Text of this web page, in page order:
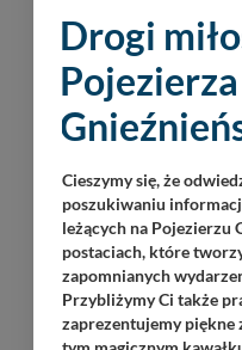
Drogi
Pojezierza
Cieszymy się, że
poszukiwaniu
leżących na Pojezierzu
postaciach, które
zapomnianych
Przybliżymy Ci także
zaprezentujemy piękne